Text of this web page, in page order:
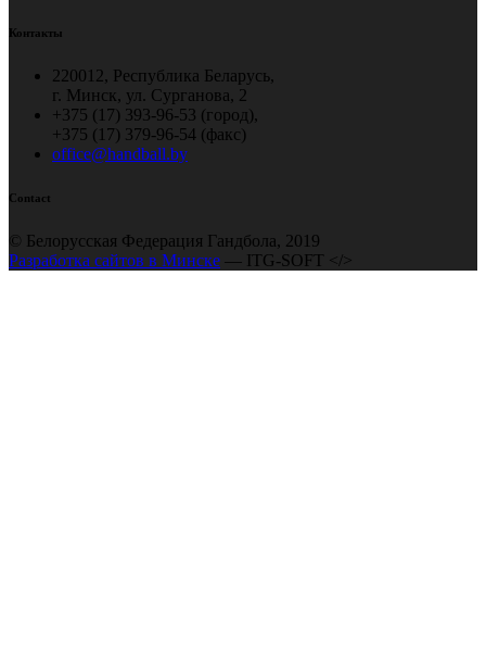
Контакты
220012, Республика Беларусь,
г. Минск, ул. Сурганова, 2
+375 (17) 393-96-53 (город),
+375 (17) 379-96-54 (факс)
office@handball.by
Contact
© Белорусская Федерация Гандбола, 2019
Разработка сайтов в Минске — ITG-SOFT </>